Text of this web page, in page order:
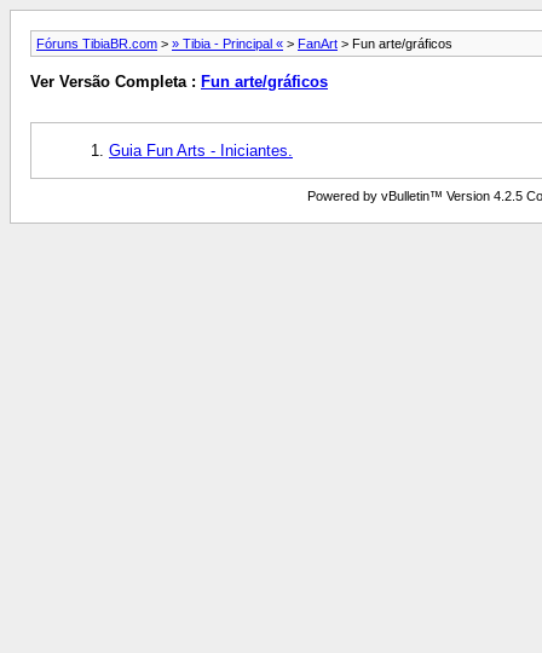
Fóruns TibiaBR.com > » Tibia - Principal « > FanArt > Fun arte/gráficos
Ver Versão Completa : Fun arte/gráficos
Guia Fun Arts - Iniciantes.
Powered by vBulletin™ Version 4.2.5